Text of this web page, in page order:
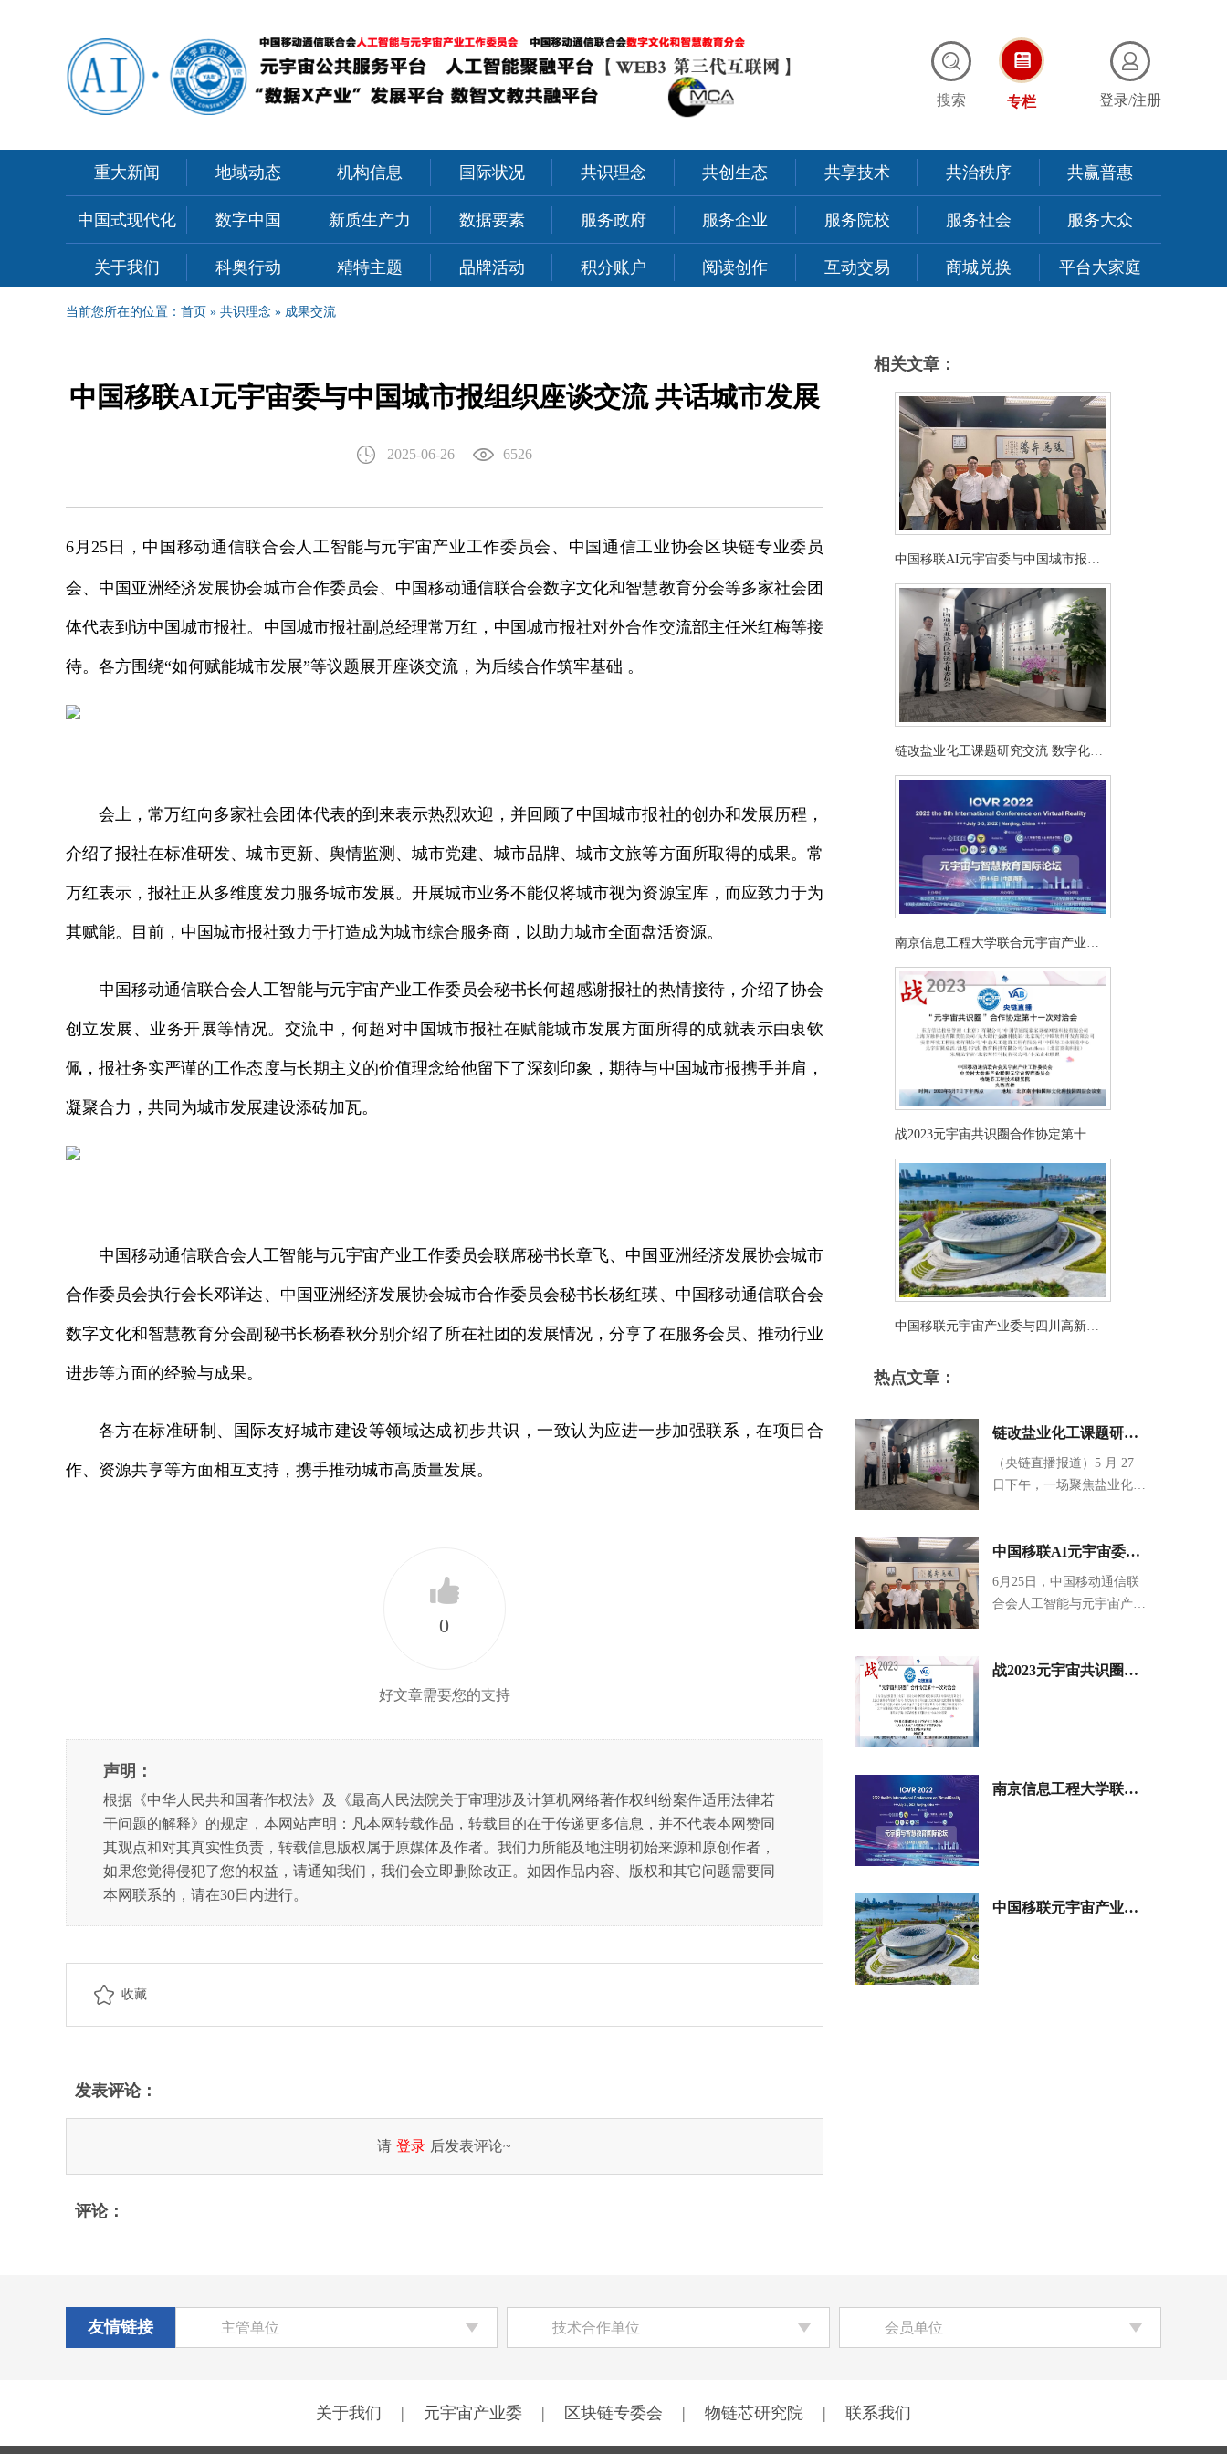
搜索 专栏 登录/注册
重大新闻 地域动态 机构信息 国际状况 共识理念 共创生态 共享技术 共治秩序 共赢普惠
中国式现代化 数字中国 新质生产力 数据要素 服务政府 服务企业 服务院校 服务社会 服务大众
关于我们 科奥行动 精特主题 品牌活动 积分账户 阅读创作 互动交易 商城兑换 平台大家庭
当前您所在的位置： 首页 » 共识理念 » 成果交流
中国移联AI元宇宙委与中国城市报组织座谈交流 共话城市发展
2025-06-26 6526
6月25日，中国移动通信联合会人工智能与元宇宙产业工作委员会 、中国通信工业协会区块链专业委员
会、中国亚洲经济发展协会城市合作委员会、中国移动通信联合会数字文化和智慧教育分会等多家社会团
体代表到访中国城市报社。中国城市报社副总经理常万红，中国城市报社对外合作交流部主任米红梅等接
待。各方围绕“如何赋能城市发展”等议题展开座谈交流，为后续合作筑牢基础 。
会上，常万红向多家社会团体代表的到来表示热烈欢迎，并回顾了中国城市报社的创办和发展历程，
介绍了报社在标准研发、城市更新、舆情监测、城市党建、城市品牌、城市文旅等方面所取得的成果。常
万红表示，报社正从多维度发力服务城市发展。开展城市业务不能仅将城市视为资源宝库，而应致力于为
其赋能。目前，中国城市报社致力于打造成为城市综合服务商，以助力城市全面盘活资源。
中国移动通信联合会人工智能与元宇宙产业工作委员会秘书长何超感谢报社的热情接待，介绍了协会
创立发展、业务开展等情况。交流中，何超对中国城市报社在赋能城市发展方面所得的成就表示由衷钦
佩，报社务实严谨的工作态度与长期主义的价值理念给他留下了深刻印象，期待与中国城市报携手并肩，
凝聚合力，共同为城市发展建设添砖加瓦。
中国移动通信联合会人工智能与元宇宙产业工作委员会联席秘书长章飞、中国亚洲经济发展协会城市
合作委员会执行会长邓详达、中国亚洲经济发展协会城市合作委员会秘书长杨红瑛、中国移动通信联合会
数字文化和智慧教育分会副秘书长杨春秋分别介绍了所在社团的发展情况，分享了在服务会员、推动行业
进步等方面的经验与成果。
各方在标准研制、国际友好城市建设等领域达成初步共识，一致认为应进一步加强联系，在项目合
作、资源共享等方面相互支持，携手推动城市高质量发展。
0
好文章需要您的支持
声明：
根据《中华人民共和国著作权法》及《最高人民法院关于审理涉及计算机网络著作权纠纷案件适用法律若
干问题的解释》的规定，本网站声明：凡本网转载作品，转载目的在于传递更多信息，并不代表本网赞同
其观点和对其真实性负责，转载信息版权属于原媒体及作者。我们力所能及地注明初始来源和原创作者，
如果您觉得侵犯了您的权益，请通知我们，我们会立即删除改正。如因作品内容、版权和其它问题需要同
本网联系的，请在30日内进行。
收藏
发表评论：
请 登录 后发表评论~
评论：
相关文章：
中国移联AI元宇宙委与中国城市报组
织座谈交流 共话城市发展
链改盐业化工课题研究交流 数字化升
级助力产业高质量发展
南京信息工程大学联合元宇宙产业
委“元宇宙与智慧教育国际论坛”
战2023元宇宙共识圈合作协定第十一
次对洽会深度探讨工业元宇宙和AI产
业应用
中国移联元宇宙产业委与四川高新溪
热点文章：
链改盐业化工课题研究
交流 数字化升级助力产
业高质量发展
（央链直播报道）5 月 27
日下午，一场聚焦盐业化工
开。本次活动由中国移动通
信联合会人工智能与元宇宙
产业工作委员会、中国通信
字文化和智慧教育分会联合
组织，物链芯工程技术研究
信工业协会区块链专委会执
律师段俊茹，元宇宙数字人
中国移联AI元宇宙委与
中国城市报组织座谈交
流 共话城市发展
6月25日，中国移动通信联
合会人工智能与元宇宙产业
国亚洲经济发展协会城市合
社副总经理常万红，中国城
市报社对外合作交流部主任
战2023元宇宙共识圈合
南京信息工程大学联合
中国移联元宇宙产业委
友情链接 主管单位 技术合作单位 会员单位
关于我们 | 元宇宙产业委 | 区块链专委会 | 物链芯研究院 | 联系我们